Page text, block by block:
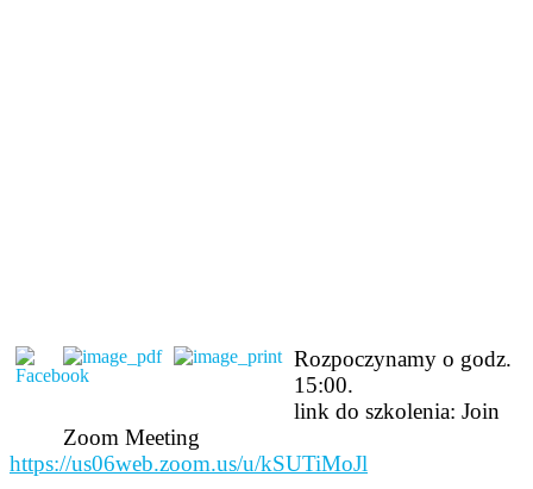
Rozpoczynamy o godz.
15:00.
link do szkolenia: Join
Zoom Meeting
https://us06web.zoom.us/u/kSUTiMoJl